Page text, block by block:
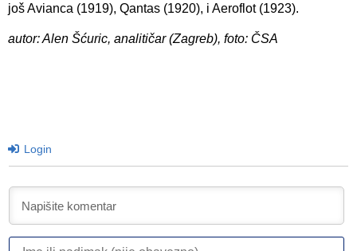
još Avianca (1919), Qantas (1920), i Aeroflot (1923).
autor: Alen Šćuric, analitičar (Zagreb), foto: ČSA
Login